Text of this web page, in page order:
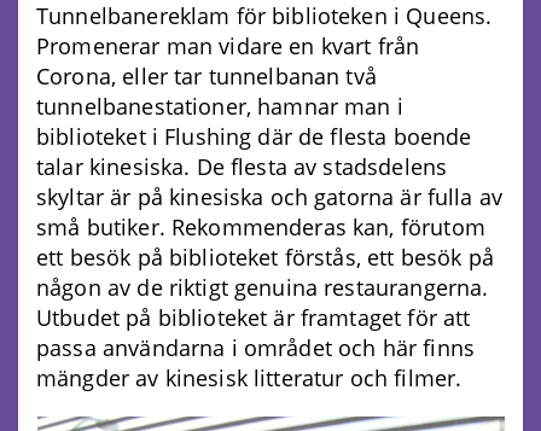
Tunnelbanereklam för biblioteken i Queens.
Promenerar man vidare en kvart från
Corona, eller tar tunnelbanan två
tunnelbanestationer, hamnar man i
biblioteket i Flushing där de flesta boende
talar kinesiska. De flesta av stadsdelens
skyltar är på kinesiska och gatorna är fulla av
små butiker. Rekommenderas kan, förutom
ett besök på biblioteket förstås, ett besök på
någon av de riktigt genuina restaurangerna.
Utbudet på biblioteket är framtaget för att
passa användarna i området och här finns
mängder av kinesisk litteratur och filmer.